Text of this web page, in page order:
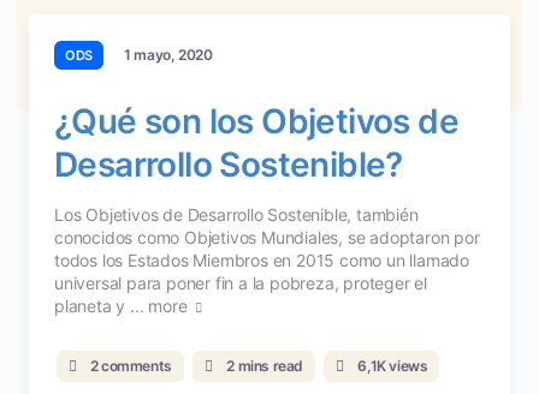
ODS 1 mayo, 2020
¿Qué son los Objetivos de
Desarrollo Sostenible?
Los Objetivos de Desarrollo Sostenible, también
conocidos como Objetivos Mundiales, se adoptaron por
todos los Estados Miembros en 2015 como un llamado
universal para poner fin a la pobreza, proteger el
planeta y ... more
2 comments 2 mins read 6,1K views